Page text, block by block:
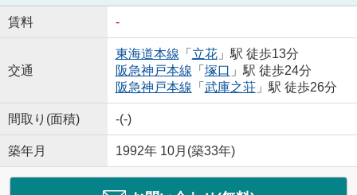
賃料 -
交通
東海道本線 「 立花」駅 徒歩13分
阪急神戸本線 「 塚口 」駅 徒歩24分
阪急神戸本線 「 武庫之荘」駅 徒歩26分
間取り(面積) -(-)
築年月 1992年 10月(築33年)